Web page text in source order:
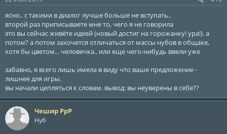
ясно.. с такими в диалог лучше больше не вступать..
второй раз приписываете мне то, чего я не говорила
это вы сейчас живёте идеей (новый достиг на горожанку! ура!). а
потом? а потом захочется отличаться от массы нубов в общаке,
хотя бы цветом... человечка.. или еще чего-нибудь ввели уже
забавно, я всего лишь имела в виду что ваше предложение -
лишнее для игры.
вы начали цепляться к словам. вывод: вы неуверены в себе??
Чешир РрР
Нуб